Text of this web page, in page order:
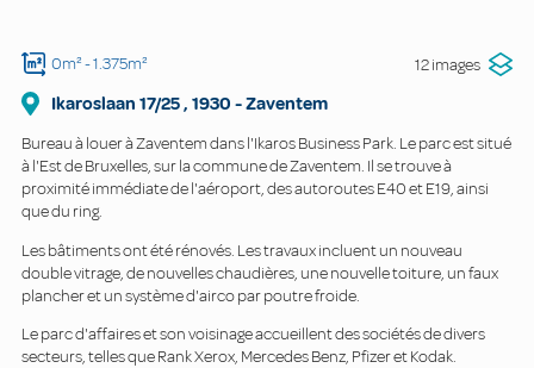
0m²- 1.375m² 12 images
Ikaroslaan 17/25, 1930 -Zaventem
Bureau à louer à Zaventem dans l'Ikaros Business Park. Le parc est situé
à l'Est de Bruxelles, sur la commune de Zaventem. Il se trouve à
proximité immédiate de l'aéroport, des autoroutes E40 et E19, ainsi
que du ring.
Les bâtiments ont été rénovés. Les travaux incluent un nouveau
double vitrage, de nouvelles chaudières, une nouvelle toiture, un faux
plancher et un système d'airco par poutre froide.
Le parc d'affaires et son voisinage accueillent des sociétés de divers
secteurs, telles que Rank Xerox, Mercedes Benz, Pfizer et Kodak.